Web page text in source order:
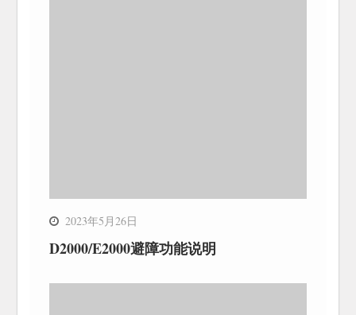
2023年5月26日
D2000/E2000避障功能说明